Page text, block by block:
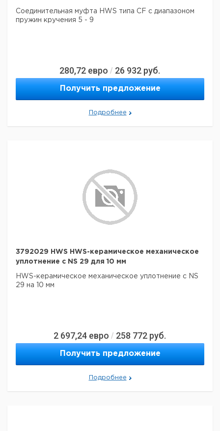
Соединительная муфта HWS типа CF с диапазоном
пружин кручения 5 - 9
280,72 евро / 26 932 руб.
Получить предложение
Подробнее
3792029 HWS HWS-керамическое механическое
уплотнение с NS 29 для 10 мм
HWS-керамическое механическое уплотнение с NS
29 на 10 мм
2 697,24 евро / 258 772 руб.
Получить предложение
Подробнее